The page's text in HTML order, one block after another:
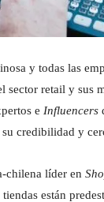
y todas las
sector retail y sus
e Influencers
credibilidad y
chilena líder en
están